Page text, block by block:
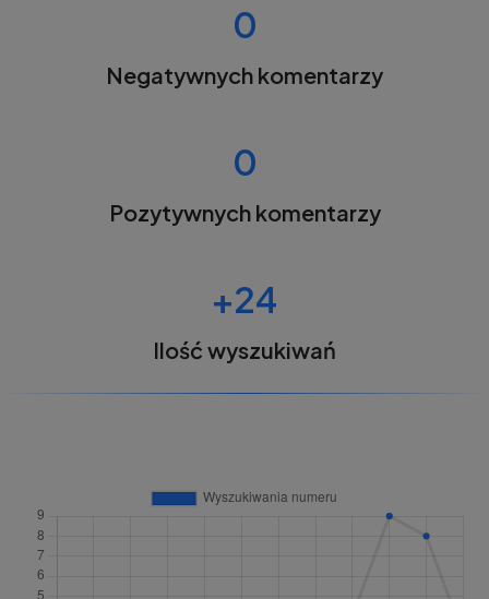
0
Negatywnych komentarzy
0
Pozytywnych komentarzy
+24
Ilość wyszukiwań